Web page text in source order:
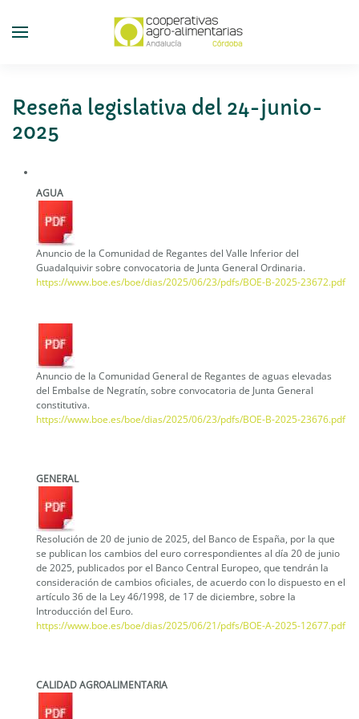
content
Reseña legislativa del 24-junio-
2025
AGUA
Anuncio de la Comunidad de Regantes del Valle Inferior del
Guadalquivir sobre convocatoria de Junta General Ordinaria.
https://www.boe.es/boe/dias/2025/06/23/pdfs/BOE-B-2025-23672.pdf
Anuncio de la Comunidad General de Regantes de aguas elevadas
del Embalse de Negratín, sobre convocatoria de Junta General
constitutiva.
https://www.boe.es/boe/dias/2025/06/23/pdfs/BOE-B-2025-23676.pdf
GENERAL
Resolución de 20 de junio de 2025, del Banco de España, por la que
se publican los cambios del euro correspondientes al día 20 de junio
de 2025, publicados por el Banco Central Europeo, que tendrán la
consideración de cambios oficiales, de acuerdo con lo dispuesto en el
artículo 36 de la Ley 46/1998, de 17 de diciembre, sobre la
Introducción del Euro.
https://www.boe.es/boe/dias/2025/06/21/pdfs/BOE-A-2025-12677.pdf
CALIDAD AGROALIMENTARIA